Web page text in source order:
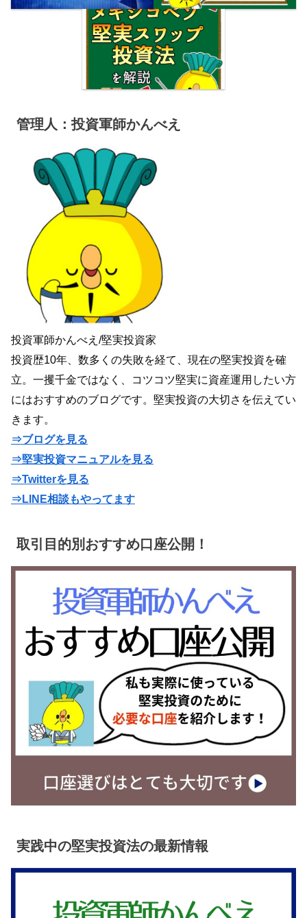
管理人：投資軍師かんべえ
投資軍師かんべえ/堅実投資家
投資歴10年、数多くの失敗を経て、現在の堅実投資を確
立。一攫千金ではなく、コツコツ堅実に資産運用したい方
にはおすすめのブログです。堅実投資の大切さを伝えてい
きます。
⇒ブログを見る
⇒堅実投資マニュアルを見る
⇒Twitterを見る
⇒LINE相談もやってます
取引目的別おすすめ口座公開！
実践中の堅実投資法の最新情報